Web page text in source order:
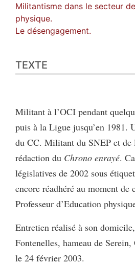
Militantisme dans le secteur
physique.
Le désengagement.
TEXTE
Militant à l’OCI pendant
puis à la Ligue jusqu’en 1981.
du CC. Militant du SNEP et de
rédaction du Chrono enrayé.
législatives de 2002 sous
encore réadhéré au moment de
Professeur d’Education
Entretien réalisé à son
Fontenelles, hameau de
le 24 février 2003.